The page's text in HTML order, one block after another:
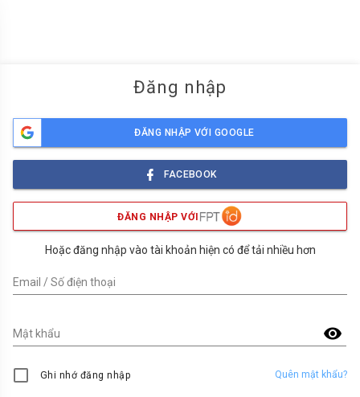
Đăng nhập
ĐĂNG NHẬP VỚI GOOGLE
FACEBOOK
ĐĂNG NHẬP VỚI
Hoặc đăng nhập vào tài khoản hiện có để tải nhiều hơn
Email / Số điện thoại
visibility
Mật khẩu
Ghi nhớ đăng nhập Quên mật khẩu?